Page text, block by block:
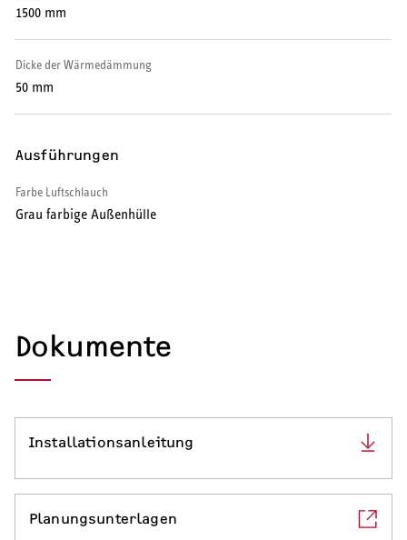
Wohnungsstationen
Händetrockner
LÜFTEN
SERVICE
Serviceleistungen
1500 mm
Dicke der Wärmedämmung
50 mm
Ausführungen
Farbe Luftschlauch
Grau farbige Außenhülle
Dokumente
Installationsanleitung
Planungsunterlagen